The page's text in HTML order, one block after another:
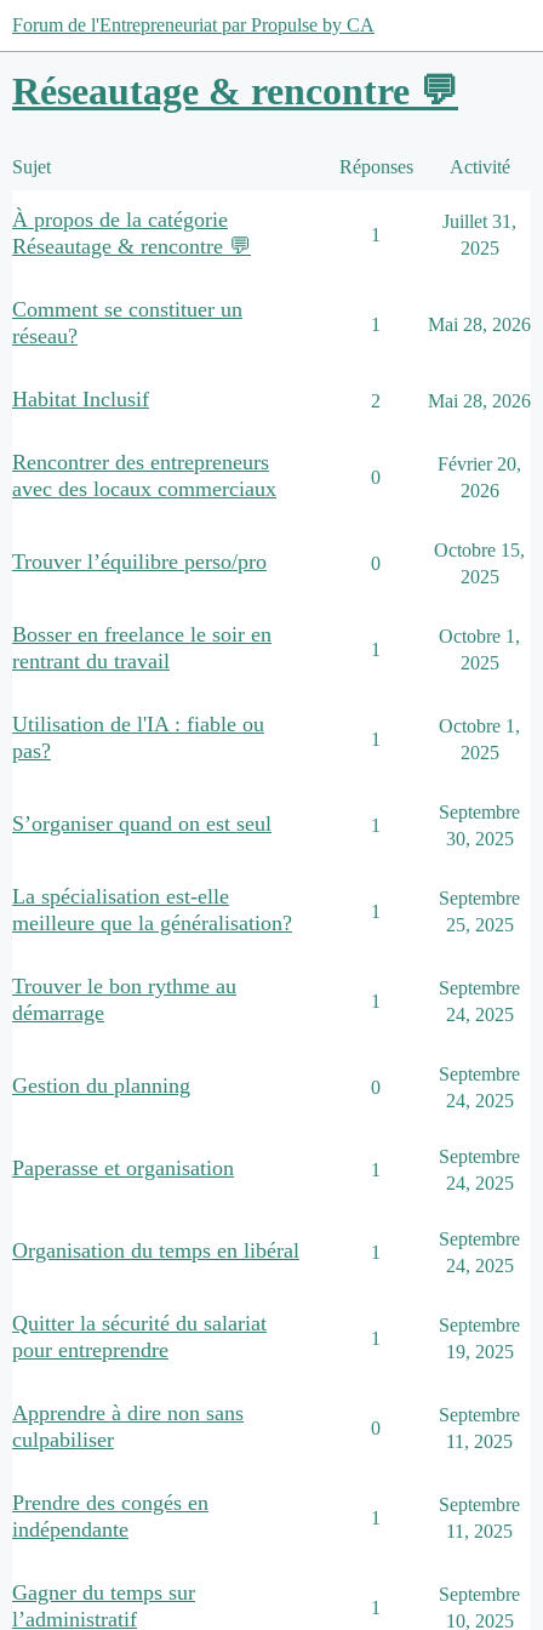
Forum de l'Entrepreneuriat par Propulse by CA
Réseautage & rencontre 💬
Sujet Réponses Activité
À propos de la catégorie
Réseautage & rencontre 💬
1
Juillet 31,
2025
Comment se constituer un
réseau?
1 Mai 28, 2026
Habitat Inclusif 2 Mai 28, 2026
Rencontrer des entrepreneurs
avec des locaux commerciaux
0
Février 20,
2026
Trouver l’équilibre perso/pro 0
Octobre 15,
2025
Bosser en freelance le soir en
rentrant du travail
1
Octobre 1,
2025
Utilisation de l'IA : fiable ou
pas?
1
Octobre 1,
2025
S’organiser quand on est seul 1
Septembre
30, 2025
La spécialisation est-elle
meilleure que la généralisation?
1
Septembre
25, 2025
Trouver le bon rythme au
démarrage
1
Septembre
24, 2025
Gestion du planning 0
Septembre
24, 2025
Paperasse et organisation 1
Septembre
24, 2025
Organisation du temps en libéral 1
Septembre
24, 2025
Quitter la sécurité du salariat
pour entreprendre
1
Septembre
19, 2025
Apprendre à dire non sans
culpabiliser
0
Septembre
11, 2025
Prendre des congés en
indépendante
1
Septembre
11, 2025
Gagner du temps sur
l’administratif
1
Septembre
10, 2025